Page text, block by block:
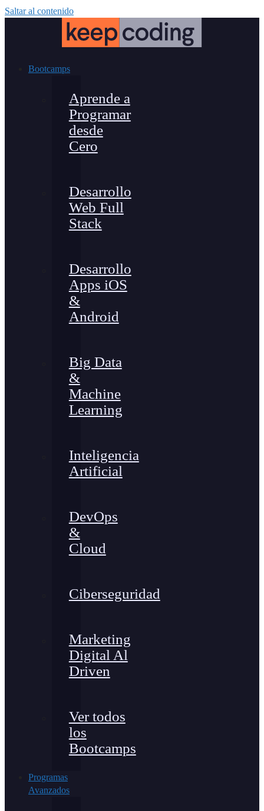
Saltar al contenido
Bootcamps
Aprende a
Programar
desde
Cero
Desarrollo
Web Full
Stack
Desarrollo
Apps iOS
&
Android
Big Data
&
Machine
Learning
Inteligencia
Artificial
DevOps
&
Cloud
Ciberseguridad
Marketing
Digital Al
Driven
Ver todos
los
Bootcamps
Programas
Avanzados